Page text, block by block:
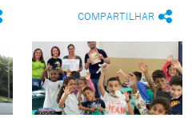
COMPARTILHAR